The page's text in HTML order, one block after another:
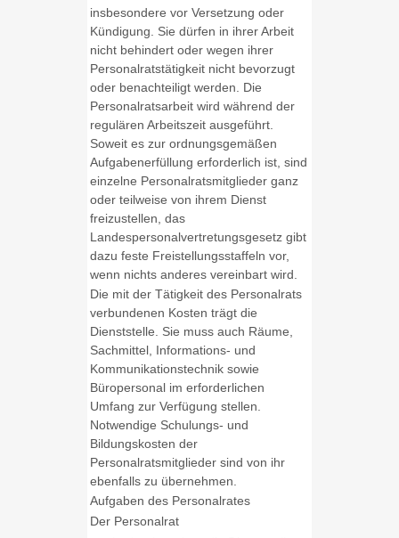
insbesondere vor Versetzung oder
Kündigung. Sie dürfen in ihrer Arbeit
nicht behindert oder wegen ihrer
Personalratstätigkeit nicht bevorzugt
oder benachteiligt werden. Die
Personalratsarbeit wird während der
regulären Arbeitszeit ausgeführt.
Soweit es zur ordnungsgemäßen
Aufgabenerfüllung erforderlich ist, sind
einzelne Personalratsmitglieder ganz
oder teilweise von ihrem Dienst
freizustellen, das
Landespersonalvertretungsgesetz gibt
dazu feste Freistellungsstaffeln vor,
wenn nichts anderes vereinbart wird.
Die mit der Tätigkeit des Personalrats
verbundenen Kosten trägt die
Dienststelle. Sie muss auch Räume,
Sachmittel, Informations- und
Kommunikationstechnik sowie
Büropersonal im erforderlichen
Umfang zur Verfügung stellen.
Notwendige Schulungs- und
Bildungskosten der
Personalratsmitglieder sind von ihr
ebenfalls zu übernehmen.
Aufgaben des Personalrates
Der Personalrat